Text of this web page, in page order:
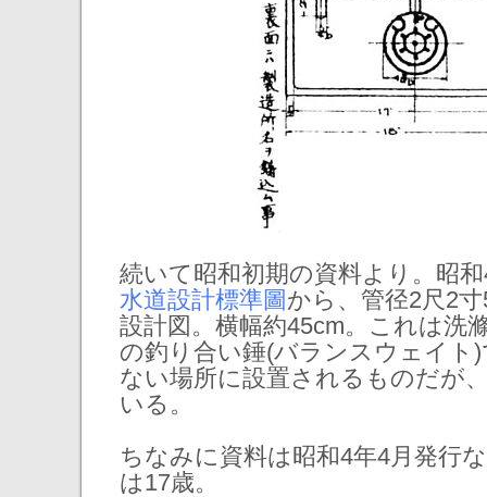
続いて昭和初期の資料より。昭
水道設計標準圖 から、管径2尺2
設計図。横幅約45cm。これは洗
の釣り合い錘(バランスウェイト
ない場所に設置されるものだが
いる。
ちなみに資料は昭和4年4月発行
は17歳。